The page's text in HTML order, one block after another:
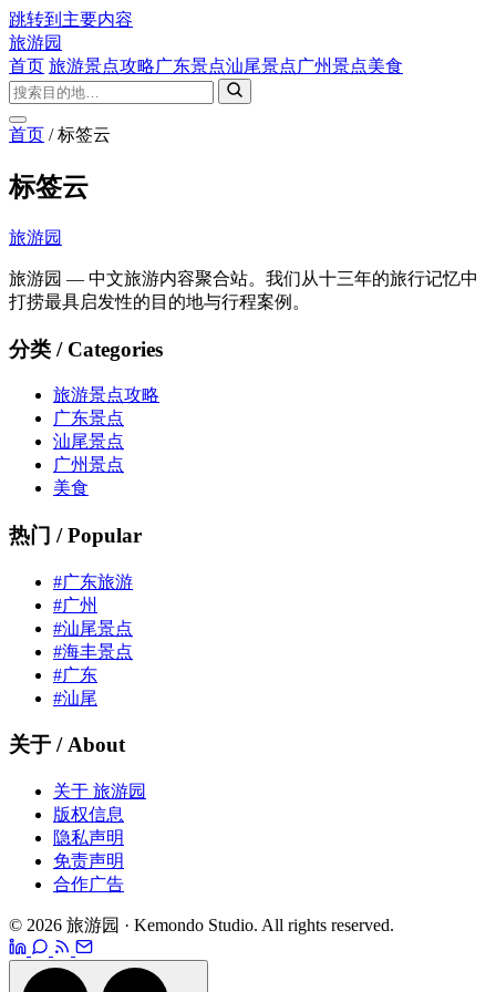
跳转到主要内容
旅游园
首页 旅游景点攻略广东景点汕尾景点广州景点美食
首页 / 标签云
标签云
旅游园
旅游园 — 中文旅游内容聚合站。我们从十三年的旅行记忆中
打捞最具启发性的目的地与行程案例。
分类 / Categories
旅游景点攻略
广东景点
汕尾景点
广州景点
美食
热门 / Popular
#广东旅游
#广州
#汕尾景点
#海丰景点
#广东
#汕尾
关于 / About
关于 旅游园
版权信息
隐私声明
免责声明
合作广告
© 2026 旅游园 · Kemondo Studio. All rights reserved.